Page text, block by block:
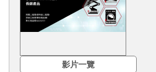
影片一覽